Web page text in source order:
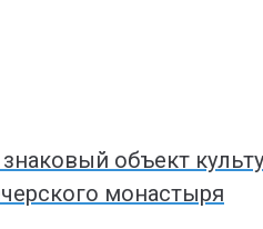
объект
монастыря